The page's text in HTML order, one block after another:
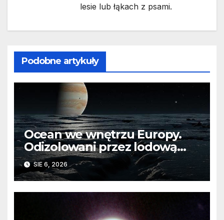
lesie lub łąkach z psami.
Podobne artykuły
Ocean we wnętrzu Europy.
Odizolowani przez lodową
barierę
SIE 6, 2026